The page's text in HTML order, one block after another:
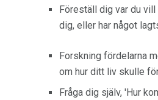
Föreställ dig var du
dig, eller har något
Forskning fördelarna
om hur ditt liv skulle
Fråga dig själv, 'Hur